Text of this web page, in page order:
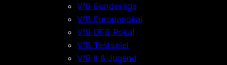
VfB Bundesliga
VfB Europapokal
VfB DFB Pokal
VfB Testspiel
VfB II & Jugend